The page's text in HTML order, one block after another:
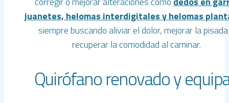
juanetes, helomas interdigitales y helomas
siempre buscando aliviar el dolor, mejorar la
recuperar la comodidad al caminar.
Quirófano renovado y